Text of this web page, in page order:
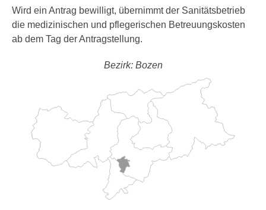
Wird ein Antrag bewilligt, übernimmt der Sanitätsbetrieb
die medizinischen und pflegerischen Betreuungskosten
ab dem Tag der Antragstellung.
Bezirk: Bozen